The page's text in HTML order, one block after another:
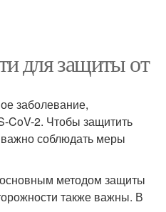
для защиты от
заболевание,
CoV-2. Чтобы защитить
важно соблюдать меры
методом защиты
также важны. В